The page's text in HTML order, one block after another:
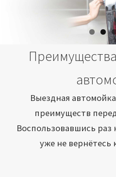
Выездная
преимуществ
Воспользовавшись
уже не вернётесь